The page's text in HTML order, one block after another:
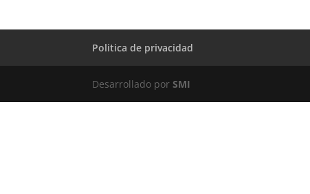
Politica de privacidad
Desarrollado porSMI